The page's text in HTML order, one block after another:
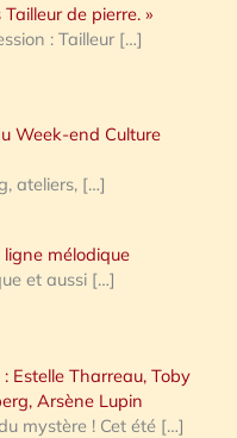
Tailleur de pierre. »
: Tailleur […]
Week-end Culture
ateliers, […]
mélodique
et aussi […]
Estelle Tharreau, Toby
Arsène Lupin
mystère ! Cet été […]